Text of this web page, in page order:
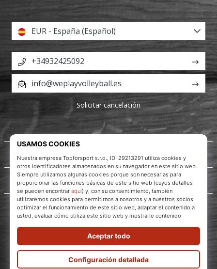
WePlayVolleyball.es
Acerca de nosotros
Servicio al cliente
EUR - España (Español)
+34932425092
info@weplayvolleyball.es
Solicitar cancelación